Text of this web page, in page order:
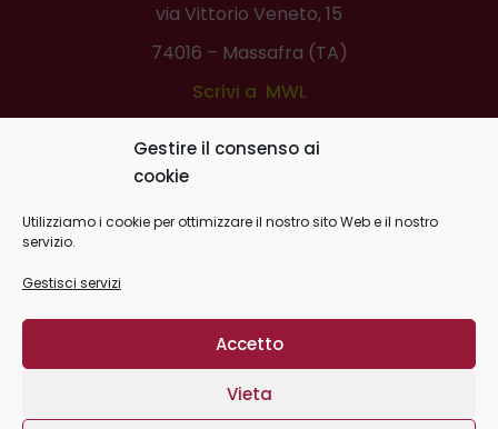
Gestire il consenso ai
cookie
Utilizziamo i cookie per ottimizzare il nostro sito Web e il nostro
servizio.
Gestisci servizi
Accetto
Vieta
via Vittorio Veneto, 15
74016 – Massafra (TA)
Scrivi a MWL
Scrivi a Lions Ditigal Book
Privacy Policy
03159190739